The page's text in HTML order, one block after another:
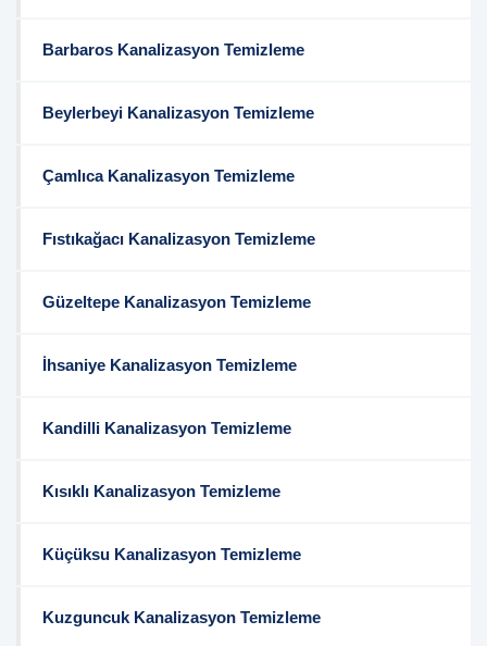
Barbaros Kanalizasyon Temizleme
Beylerbeyi Kanalizasyon Temizleme
Çamlıca Kanalizasyon Temizleme
Fıstıkağacı Kanalizasyon Temizleme
Güzeltepe Kanalizasyon Temizleme
İhsaniye Kanalizasyon Temizleme
Kandilli Kanalizasyon Temizleme
Kısıklı Kanalizasyon Temizleme
Küçüksu Kanalizasyon Temizleme
Kuzguncuk Kanalizasyon Temizleme